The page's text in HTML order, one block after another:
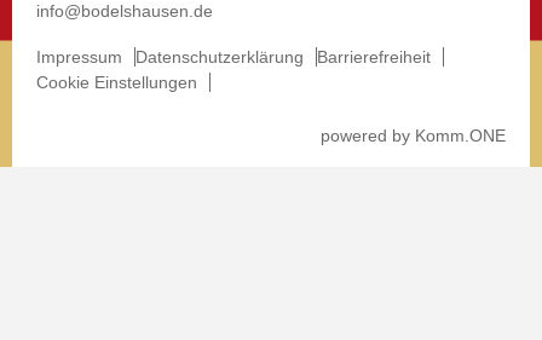
info@bodelshausen.de
Impressum Datenschutzerklärung
Barrierefreiheit
Cookie Einstellungen
powered by Komm.ONE